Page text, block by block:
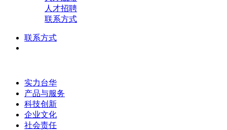
人才招聘
联系方式
联系方式
实力台华
产品与服务
科技创新
企业文化
社会责任